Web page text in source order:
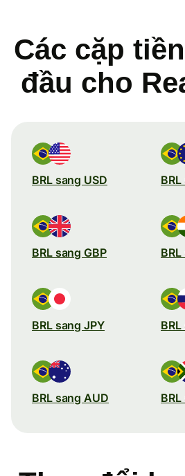
Các cặp
đầu cho
BRL sang USD
BRL sang GBP
BRL sang JPY
BRL sang AUD